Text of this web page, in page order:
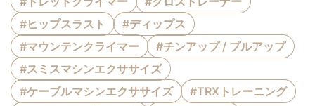
#ヒップスラスト
#ディップス
#マウンテンクライマー
#チンアップ / プルアップ
#スミスマシンエクササイズ
#ケーブルマシンエクササイズ
#TRXトレーニング